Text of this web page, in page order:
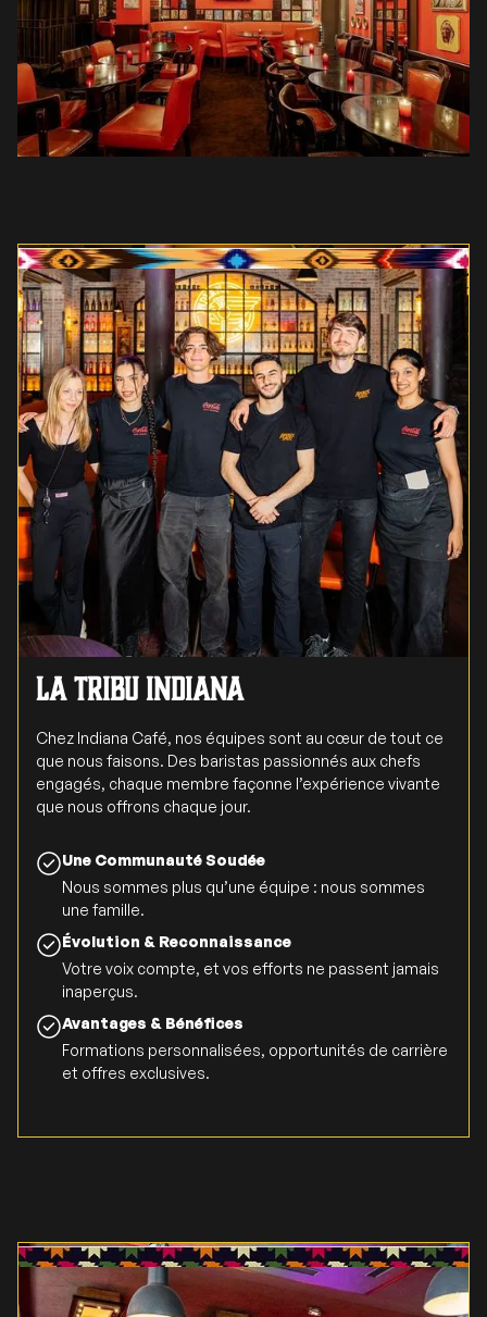
La tribu Indiana
Chez Indiana Café, nos équipes sont au cœur de tout ce
que nous faisons. Des baristas passionnés aux chefs
engagés, chaque membre façonne l’expérience vivante
que nous offrons chaque jour.
Une Communauté Soudée
Nous sommes plus qu’une équipe : nous sommes
une famille.
Évolution & Reconnaissance
Votre voix compte, et vos efforts ne passent jamais
inaperçus.
Avantages & Bénéfices
Formations personnalisées, opportunités de carrière
et offres exclusives.